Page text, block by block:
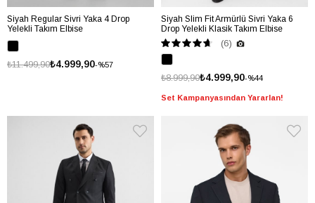
Siyah Regular Sivri Yaka 4 Drop
Yelekli Takım Elbise
%57
₺4.999,90
₺11.499,90
Siyah Slim Fit Armürlü Sivri Yaka 6
Drop Yelekli Klasik Takım Elbise
(6)
%44
₺4.999,90
₺8.999,90
Set Kampanyasından Yararlan!